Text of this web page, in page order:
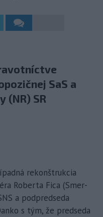
SaS a
(NR) SR
rekonštrukcia
Roberta Fica (Smer-
a podpredseda
s tým, že predseda